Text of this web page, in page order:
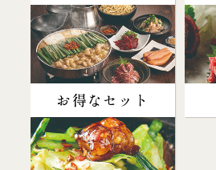
お得なセット